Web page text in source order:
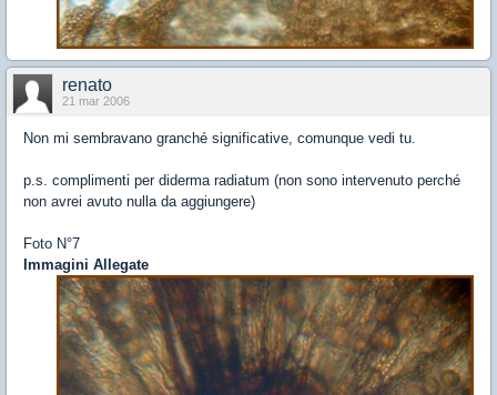
renato
21 mar 2006
Non mi sembravano granché significative, comunque vedi tu.
p.s. complimenti per diderma radiatum (non sono intervenuto perché
non avrei avuto nulla da aggiungere)
Foto N°7
Immagini Allegate